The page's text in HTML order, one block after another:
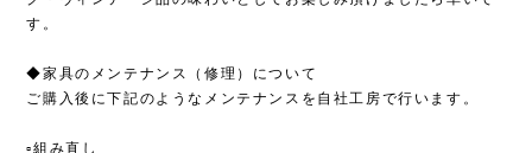
す。
◆家具のメンテナンス（修理）について
ご購入後に下記のようなメンテナンスを自社工房で行います。
▫︎組み直し